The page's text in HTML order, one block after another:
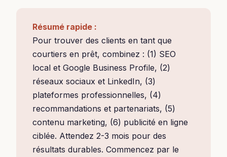
Résumé rapide :
Pour trouver des clients en tant que
courtiers en prêt, combinez : (1) SEO
local et Google Business Profile, (2)
réseaux sociaux et LinkedIn, (3)
plateformes professionnelles, (4)
recommandations et partenariats, (5)
contenu marketing, (6) publicité en ligne
ciblée. Attendez 2-3 mois pour des
résultats durables. Commencez par le